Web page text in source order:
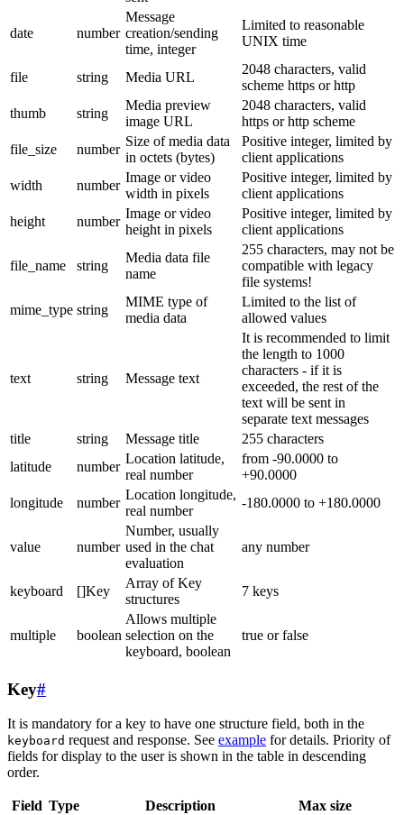
date number
Message
creation/sending
time, integer
Limited to reasonable
UNIX time
file string Media URL
2048 characters, valid
scheme https or http
thumb
string
Media preview
image URL
2048 characters, valid
https or http scheme
file_size
number
Size of media data
in octets (bytes)
Positive integer, limited by
client applications
width
number
Image or video
width in pixels
Positive integer, limited by
client applications
height
number
Image or video
height in pixels
Positive integer, limited by
client applications
file_name string
Media data file
name
255 characters, may not be
compatible with legacy
file systems!
mime_type string
MIME type of
media data
Limited to the list of
allowed values
text string Message text
It is recommended to limit
the length to 1000
characters - if it is
exceeded, the rest of the
text will be sent in
separate text messages
title
string Message title
255 characters
latitude
number
Location latitude,
real number
from -90.0000 to
+90.0000
longitude
number
Location longitude,
real number
-180.0000 to +180.0000
value number
Number, usually
used in the chat
evaluation
any number
keyboard []Key
Array of Key
structures
7 keys
multiple boolean
Allows multiple
selection on the
keyboard, boolean
true or false
Key#
It is mandatory for a key to have one structure field, both in the
keyboard request and response. See example for details. Priority of
fields for display to the user is shown in the table in descending
order.
Field Type Description
Max size